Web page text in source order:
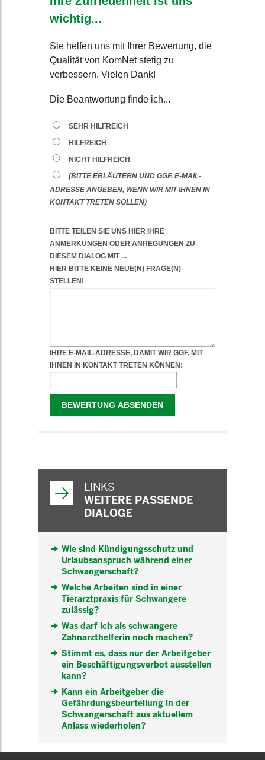
LINKS
WEITERE PASSENDE
DIALOGE
Wie sind Kündigungsschutz und
Urlaubsanspruch während einer
Schwangerschaft?
Welche Arbeiten sind in einer
Tierarztpraxis für Schwangere
zulässig?
Was darf ich als schwangere
Zahnarzthelferin noch machen?
Stimmt es, dass nur der Arbeitgeber
ein Beschäftigungsverbot ausstellen
kann?
Kann ein Arbeitgeber die
Gefährdungsbeurteilung in der
Schwangerschaft aus aktuellem
Anlass wiederholen?